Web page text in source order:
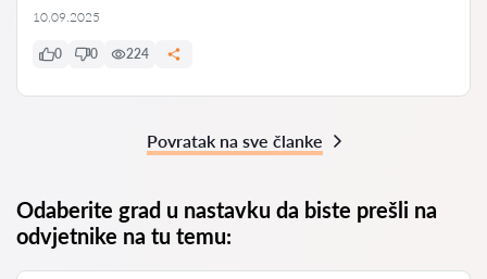
10.09.2025
0 0 224
Povratak na sve članke
Odaberite grad u nastavku da biste prešli na
odvjetnike na tu temu: